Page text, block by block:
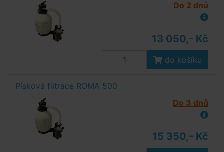
Do 2 dnů
13 050,- Kč
do košíku
Písková filtrace ROMA 500
Do 3 dnů
15 350,- Kč